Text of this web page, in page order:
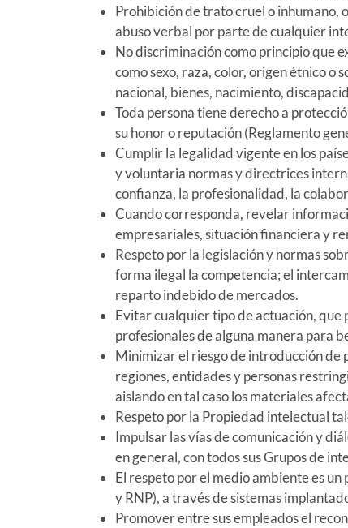
Prohibición de trato cruel o inhumano,
abuso verbal por parte de cualquier
No discriminación como principio que
como sexo, raza, color, origen étnico o
nacional, bienes, nacimiento,
Toda persona tiene derecho a
su honor o reputación (Reglamento
Cumplir la legalidad vigente en los
y voluntaria normas y directrices
confianza, la profesionalidad, la
Cuando corresponda, revelar
empresariales, situación financiera y
Respeto por la legislación y normas
forma ilegal la competencia; el
reparto indebido de mercados.
Evitar cualquier tipo de actuación, que
profesionales de alguna manera para
Minimizar el riesgo de introducción de
regiones, entidades y personas
aislando en tal caso los materiales
Respeto por la Propiedad intelectual
Impulsar las vías de comunicación y
en general, con todos sus Grupos de
El respeto por el medio ambiente es
y RNP), a través de sistemas
Promover entre sus empleados el